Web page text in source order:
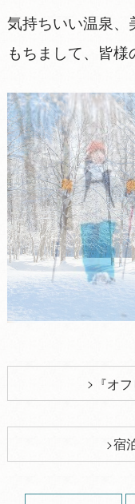
気持ちいい温泉、
もちまして、皆
『オ
宿